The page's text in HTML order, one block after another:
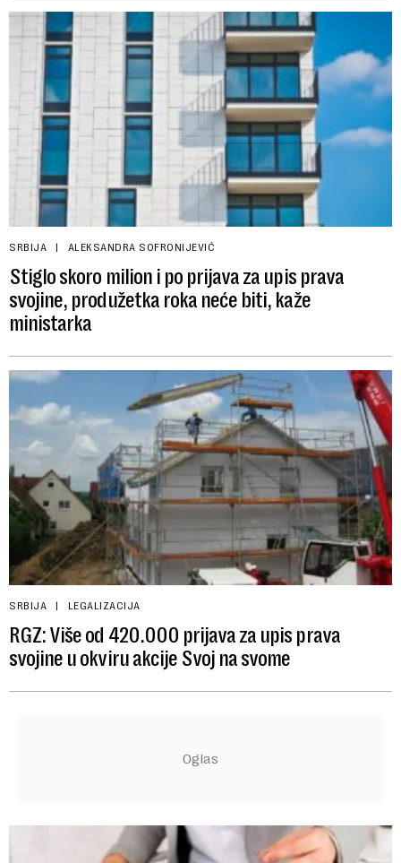
SRBIJA ALEKSANDRA SOFRONIJEVIĆ
Stiglo skoro milion i po prijava za upis prava
svojine, produžetka roka neće biti, kaže
ministarka
SRBIJA LEGALIZACIJA
RGZ: Više od 420.000 prijava za upis prava
svojine u okviru akcije Svoj na svome